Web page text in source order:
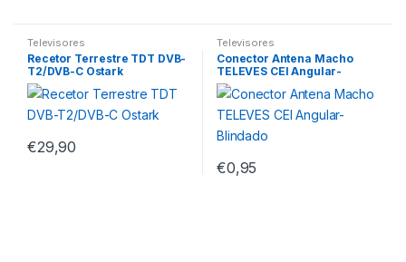
Televisores
Recetor Terrestre TDT DVB-
T2/DVB-C Ostark
€29,90
Televisores
Conector Antena Macho
TELEVES CEI Angular-
Blindado
€0,95